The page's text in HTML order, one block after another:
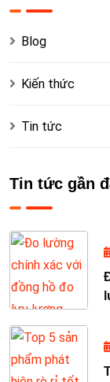
Blog
Kiến thức
Tin tức
Tin tức gần